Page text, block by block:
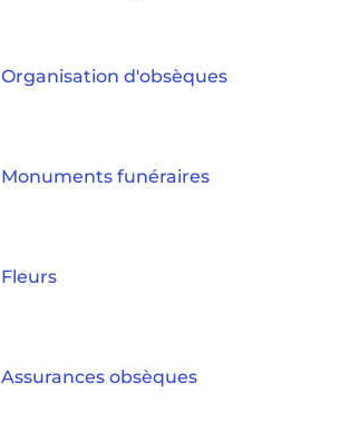
Organisation d'obsèques
Monuments funéraires
Fleurs
Assurances obsèques